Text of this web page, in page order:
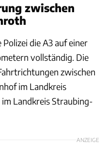
zwischen
die A3 auf einer
vollständig. Die
zwischen
im Landkreis
Landkreis Straubing-
ANZEIGE